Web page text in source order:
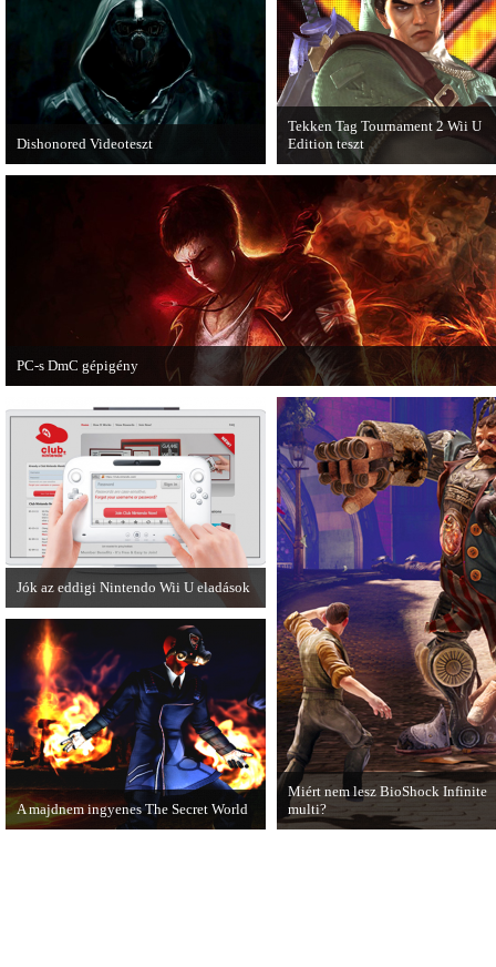
Dishonored Videoteszt
Chris és Wilson bemutatja a 2012-es év
egyik legnagyobb meglepetését.
Pörögjön a Dishonored videoteszt!
Tekken Tag Tournament 2 Wii U
Edition teszt
Az extrákkal felturbózott Tekken
Tournament 2 a Wii U konzolon is
ütősre sikeredett.
PC-s DmC gépigény
Napvilágra került a DmC PC-s változatának gépigénye, ezzel együtt a
dátumot is bejelentette a kiadó.
Jók az eddigi Nintendo Wii U eladások
A Nintendo Wii U meglévő hibáinak
ellenére remekül teljesít a japán piacon.
Miért nem lesz BioShock Infinite
multi?
A majdnem ingyenes The Secret World